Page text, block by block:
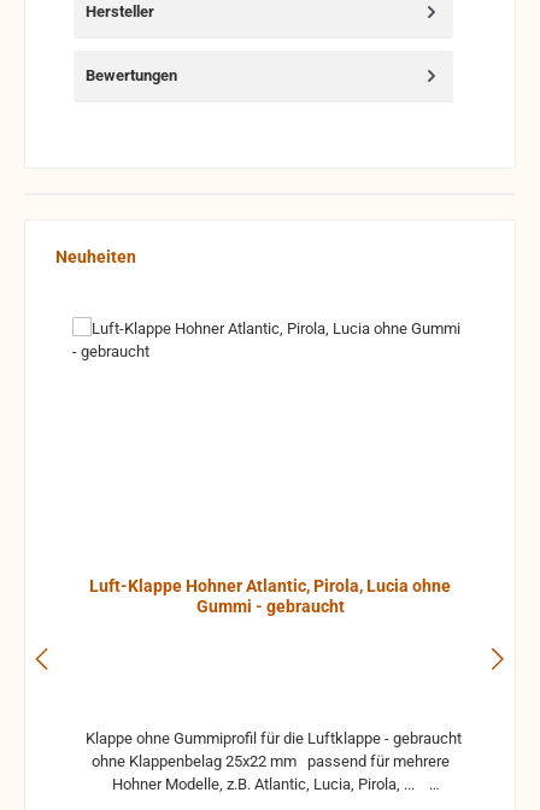
Hersteller
Bewertungen
Produktgalerie überspringen
Neuheiten
Luft-Klappe Hohner Atlantic, Pirola, Lucia ohne
Gummi - gebraucht
ohne Klappenbelag 25x22 mm passend für mehrere
Hohner Modelle, z.B. Atlantic, Lucia, Pirola, ...